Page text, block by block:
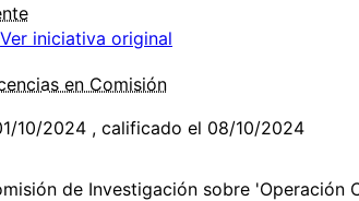
Ver iniciativa original
en Comisión
10/2024 , calificado el 08/10/2024
de Investigación sobre 'Operación